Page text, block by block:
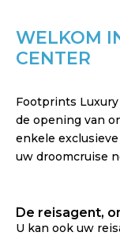
WELKOM
CENTER
Footprints
de opening van
enkele
uw droomcruise
De reisagent,
U kan ook uw